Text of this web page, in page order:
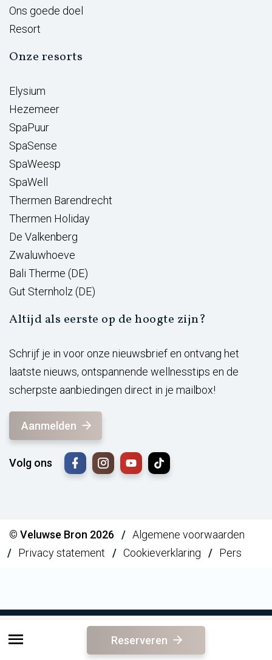
Reserveren
Ons goede doel
Resort
Onze resorts
Elysium
Hezemeer
SpaPuur
SpaSense
SpaWeesp
SpaWell
Thermen Barendrecht
Thermen Holiday
De Valkenberg
Zwaluwhoeve
Bali Therme (DE)
Gut Sternholz (DE)
Altijd als eerste op de hoogte zijn?
Schrijf je in voor onze nieuwsbrief en ontvang het
laatste nieuws, ontspannende wellnesstips en de
scherpste aanbiedingen direct in je mailbox!
Aanmelden
Volg ons
© Veluwse Bron 2026
Algemene voorwaarden
Privacy statement
Cookieverklaring Pers